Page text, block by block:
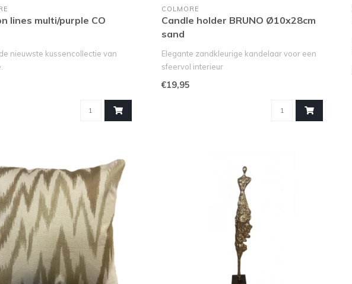
lines multi/purple CO
nieuwste kussencollectie van
natuurlijke tint..
COLMORE
Candle holder BRUNO Ø10x28cm
sand
Elegante zandkleurige kandelaar voor een
sfeervol interieur
Breng warmte en des..
€19,95